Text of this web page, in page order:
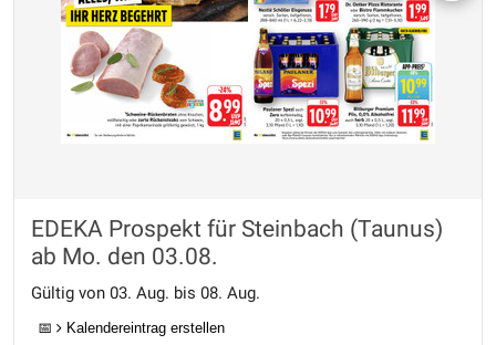
EDEKA Prospekt für Steinbach (Taunus)
ab Mo. den 03.08.
Gültig von 03. Aug. bis 08. Aug.
📅 Kalendereintrag erstellen